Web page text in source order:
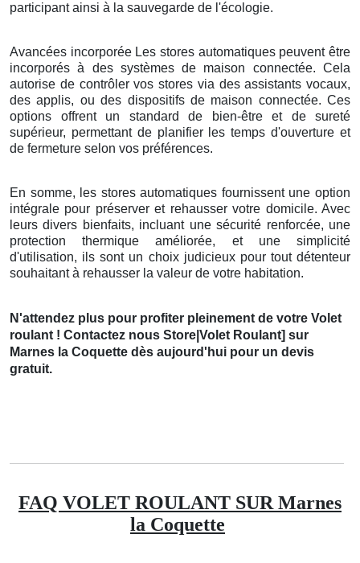
participant ainsi à la sauvegarde de l'écologie.
Avancées incorporée Les stores automatiques peuvent être
incorporés à des systèmes de maison connectée. Cela
autorise de contrôler vos stores via des assistants vocaux,
des applis, ou des dispositifs de maison connectée. Ces
options offrent un standard de bien-être et de sureté
supérieur, permettant de planifier les temps d'ouverture et
de fermeture selon vos préférences.
En somme, les stores automatiques fournissent une option
intégrale pour préserver et rehausser votre domicile. Avec
leurs divers bienfaits, incluant une sécurité renforcée, une
protection thermique améliorée, et une simplicité
d'utilisation, ils sont un choix judicieux pour tout détenteur
souhaitant à rehausser la valeur de votre habitation.
N'attendez plus pour profiter pleinement de votre Volet
roulant ! Contactez nous Store|Volet Roulant] sur
Marnes la Coquette dès aujourd'hui pour un devis
gratuit.
FAQ VOLET ROULANT SUR Marnes
la Coquette